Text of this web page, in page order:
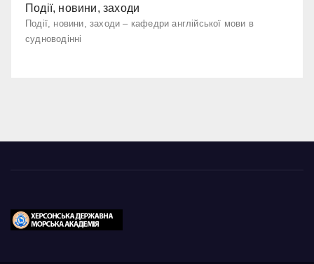
Події, новини, заходи
Події, новини, заходи – кафедри англійської мови в
судноводінні